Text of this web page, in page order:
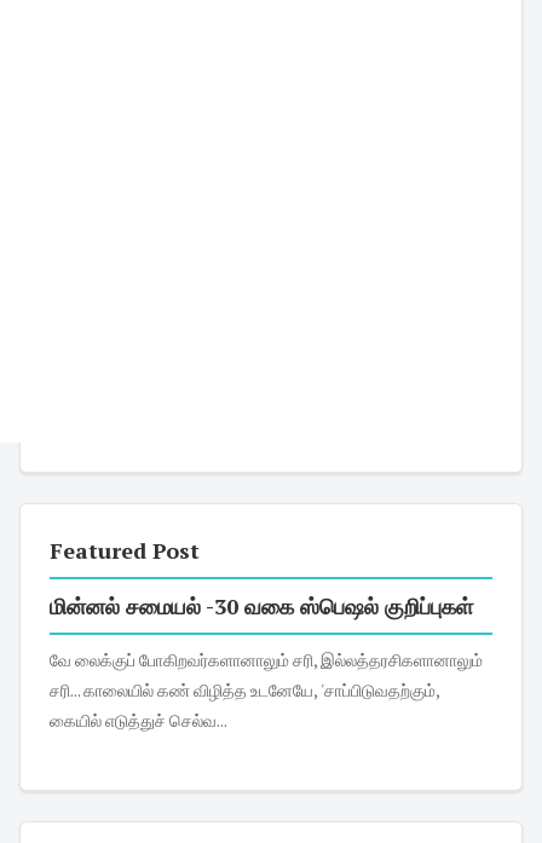
Featured Post
மின்னல் சமையல் -30 வகை ஸ்பெஷல் குறிப்புகள்
வே லைக்குப் போகிறவர்களானாலும் சரி, இல்லத்தரசிகளானாலும்
சரி... காலையில் கண் விழித்த உடனேயே, 'சாப்பிடுவதற்கும்,
கையில் எடுத்துச் செல்வ...